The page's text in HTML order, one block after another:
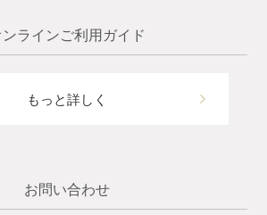
ラインご利用ガイド
もっと詳しく
お問い合わせ